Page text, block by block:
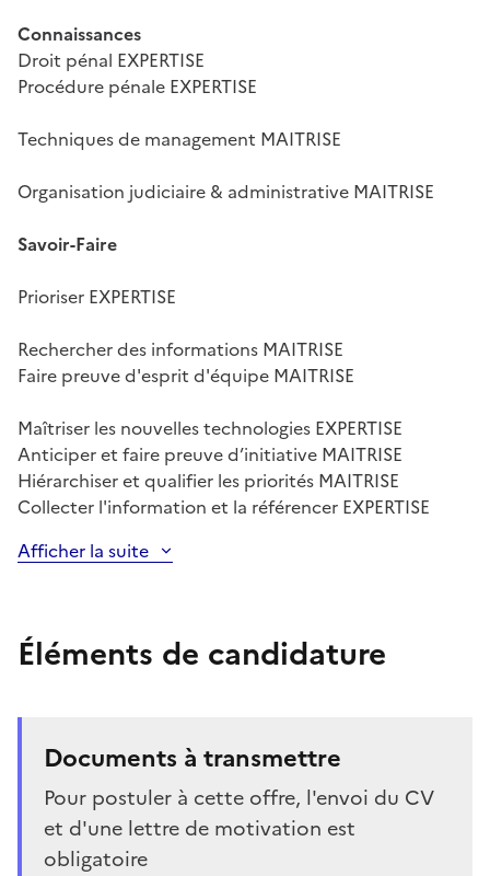
Connaissances
Droit pénal EXPERTISE
Procédure pénale EXPERTISE
Techniques de management MAITRISE
Organisation judiciaire & administrative MAITRISE
Savoir-Faire
Prioriser EXPERTISE
Rechercher des informations MAITRISE
Faire preuve d'esprit d'équipe MAITRISE
Maîtriser les nouvelles technologies EXPERTISE
Anticiper et faire preuve d’initiative MAITRISE
Hiérarchiser et qualifier les priorités MAITRISE
Collecter l'information et la référencer EXPERTISE
Afficher la suite
Éléments de candidature
Documents à transmettre
Pour postuler à cette offre, l'envoi du CV
et d'une lettre de motivation est
obligatoire